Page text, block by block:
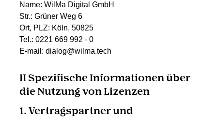
Name: WilMa Digital GmbH
Str.: Grüner Weg 6
Ort, PLZ: Köln, 50825
Tel.: 0221 669 992 - 0
E-mail: dialog@wilma.tech
II Spezifische Informationen über
die Nutzung von Lizenzen
1. Vertragspartner und